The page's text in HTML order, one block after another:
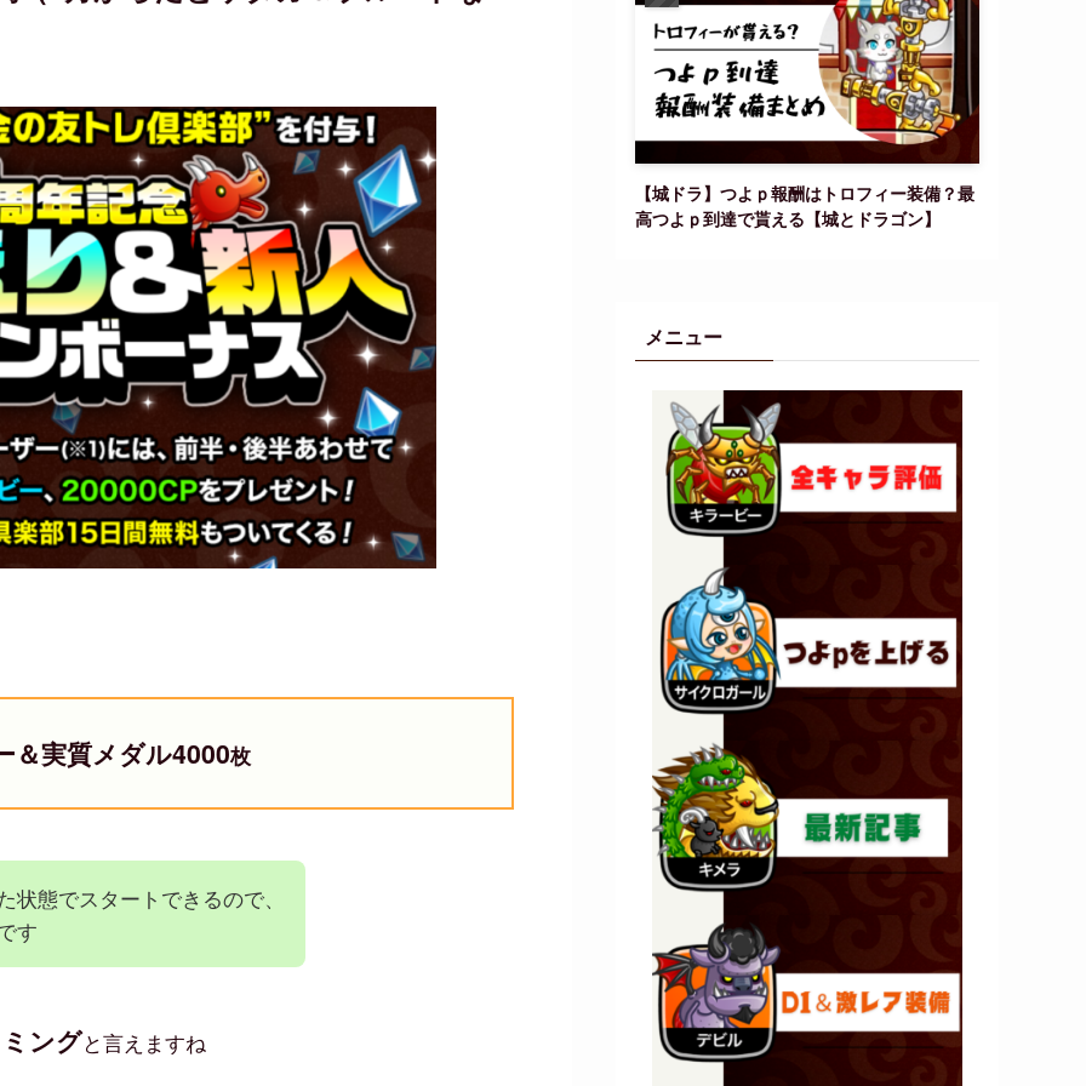
＆実質メダル4000枚
態でスタートできるので、
す
ングと言えますね
【城ドラ】つよｐ報酬はトロフィー装備？最
高つよｐ到達で貰える【城とドラゴン】
メニュー